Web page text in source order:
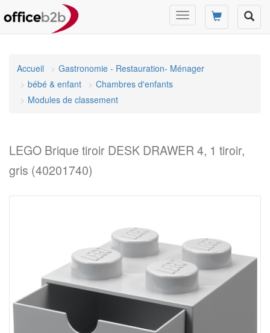
Changer
mode
Accueil
Gastronomie - Restauration- Ménager
bébé & enfant
Chambres d'enfants
Modules de classement
LEGO Brique tiroir DESK DRAWER 4, 1 tiroir,
gris (40201740)